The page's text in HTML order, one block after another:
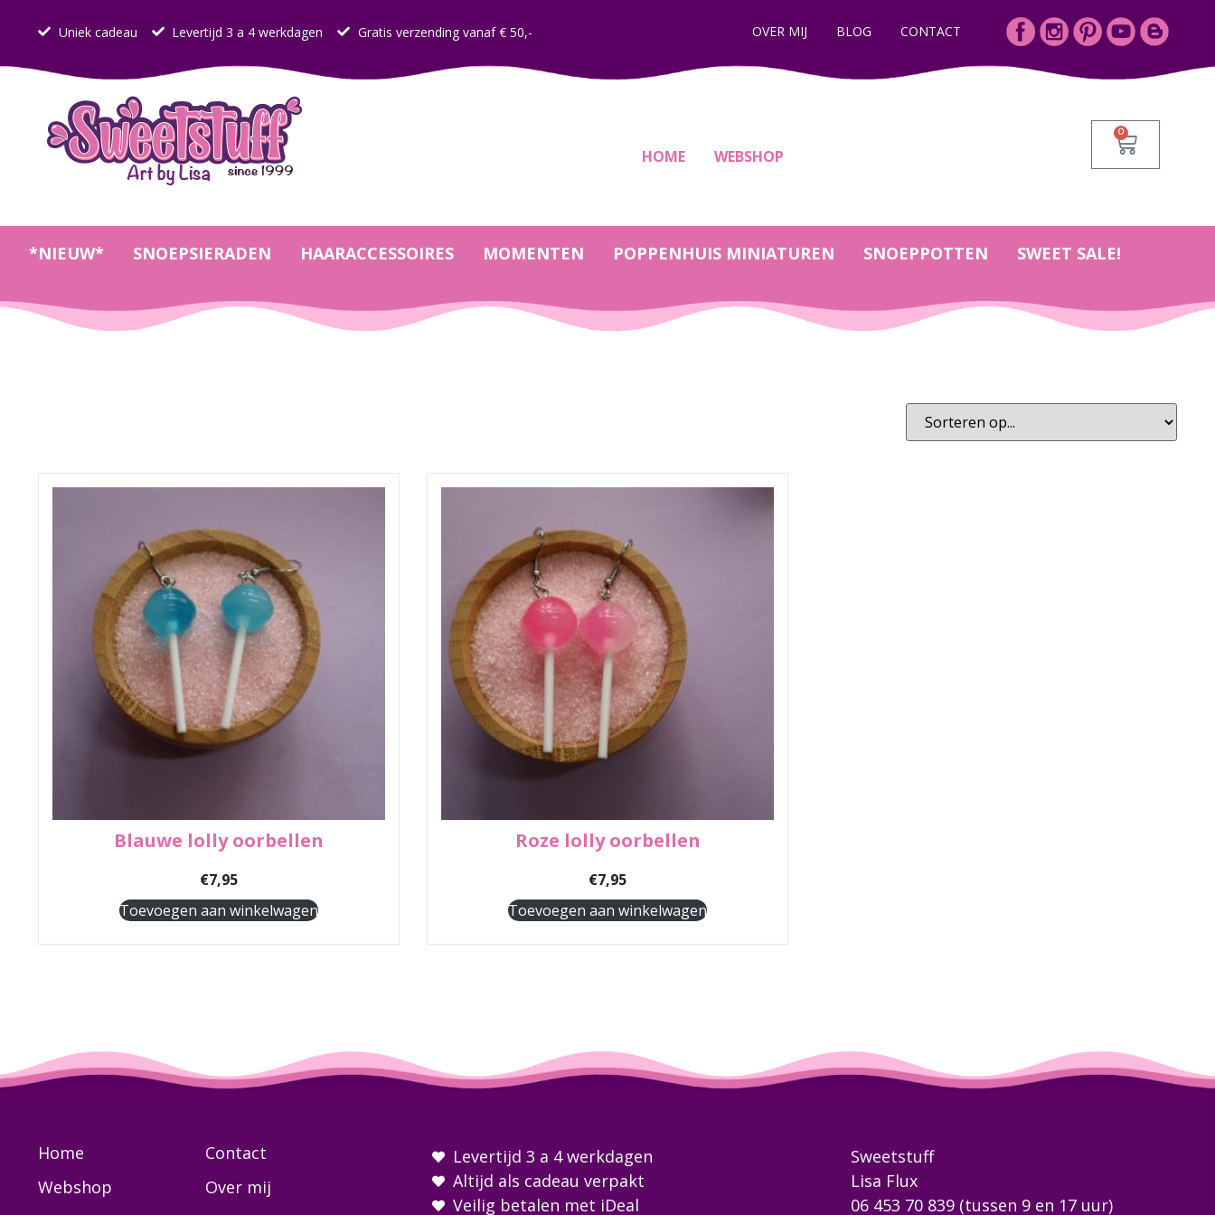
Uniek cadeau Levertijd 3 a 4 werkdagen Gratis verzending vanaf € 50,- OVER MIJ BLOG CONTACT
HOME WEBSHOP
0
*NIEUW* SNOEPSIERADEN HAARACCESSOIRES MOMENTEN POPPENHUIS MINIATUREN SNOEPPOTTEN SWEET SALE!
Blauwe lolly oorbellen
€7,95
Toevoegen aan winkelwagen
Roze lolly oorbellen
€7,95
Toevoegen aan winkelwagen
Home
Webshop
Contact
Over mij
Levertijd 3 a 4 werkdagen
Altijd als cadeau verpakt
Veilig betalen met iDeal
Sweetstuff
Lisa Flux
06 453 70 839(tussen 9 en 17 uur)